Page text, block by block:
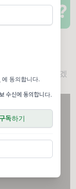
에 동의합니다.
수신에 동의합니다.
독하기
보는 것도 재밌겠